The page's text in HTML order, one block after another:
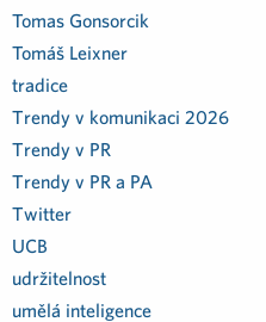
Tomas Gonsorcik
Tomáš Leixner
tradice
Trendy v komunikaci 2026
Trendy v PR
Trendy v PR a PA
Twitter
UCB
udržitelnost
umělá inteligence